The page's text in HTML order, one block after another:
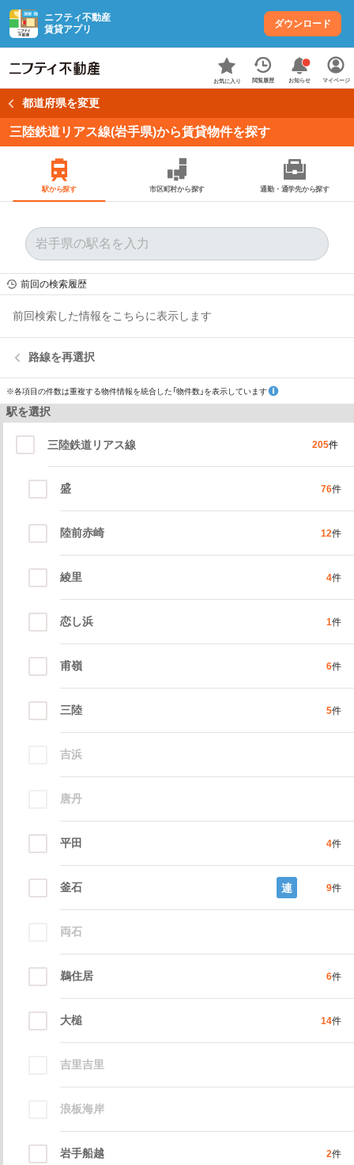
ニフティ不動産
賃貸アプリ
ダウンロード
お気に入り 閲覧履歴 お知らせ マイページ
都道府県を変更
三陸鉄道リアス線(岩手県)から賃貸物件を探す
駅から探す 市区町村から探す 通勤・通学先から探す
前回の検索履歴
前回検索した情報をこちらに表示します
路線を再選択
※各項目の件数は重複する物件情報を統合した「物件数」を表示しています
駅を選択
三陸鉄道リアス線 205件
盛 76件
陸前赤崎 12件
綾里 4件
恋し浜 1件
甫嶺 6件
三陸 5件
吉浜
唐丹
平田 4件
釜石 連 9件
両石
鵜住居 6件
大槌 14件
吉里吉里
浪板海岸
岩手船越 2件